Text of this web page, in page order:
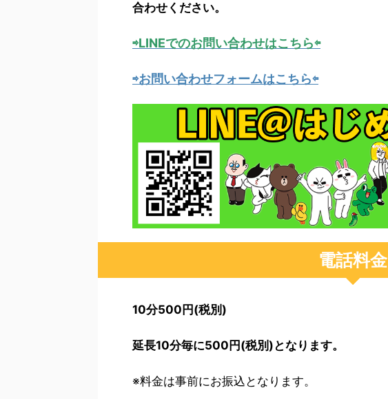
合わせください。
⇨LINEでのお問い合わせはこちら⇦
⇨お問い合わせフォームはこちら⇦
電話料金
10分500円(税別)
延長10分毎に500円(税別)となります。
※料金は事前にお振込となります。